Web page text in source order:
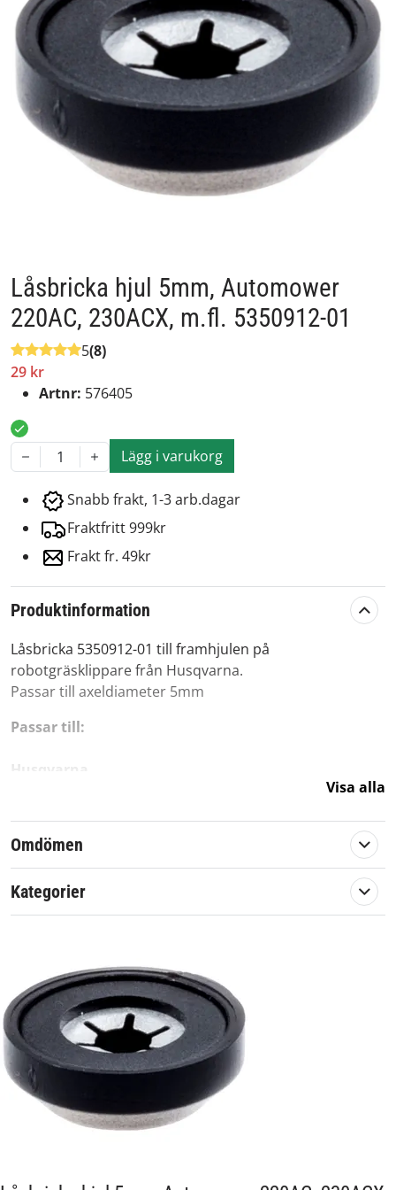
Låsbricka hjul 5mm, Automower
220AC, 230ACX, m.fl. 5350912-01
5(8)
29 kr
Artnr: 576405
1 Lägg i varukorg
Snabb frakt, 1-3 arb.dagar
Fraktfritt 999kr
Frakt fr. 49kr
Produktinformation
Låsbricka 5350912-01 till framhjulen på
robotgräsklippare från Husqvarna.
Passar till axeldiameter 5mm
Passar till:
Husqvarna
med flera
Originalreservdel från Husqvarna Group.
Visa alla
Omdömen
Kategorier